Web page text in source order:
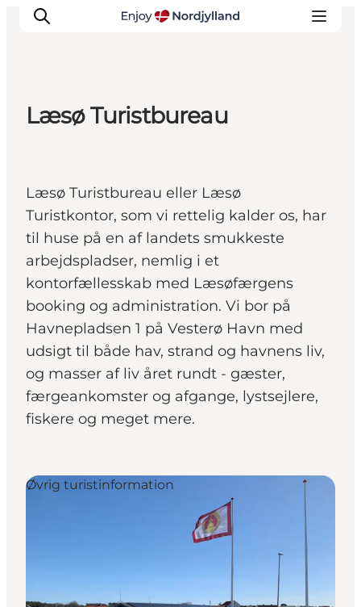
Byer og steder
Guides
Det sker
For børn
Læsø Turistbureau
Læsø Turistbureau eller Læsø
Turistkontor, som vi rettelig kalder os, har
til huse på en af landets smukkeste
arbejdspladser, nemlig i et
kontorfællesskab med Læsøfærgens
booking og administration. Vi bor på
Havnepladsen 1 på Vesterø Havn med
udsigt til både hav, strand og havnens liv,
og masser af liv året rundt - gæster,
færgeankomster og afgange, lystsejlere,
fiskere og meget mere.
Øvrig turistinformation